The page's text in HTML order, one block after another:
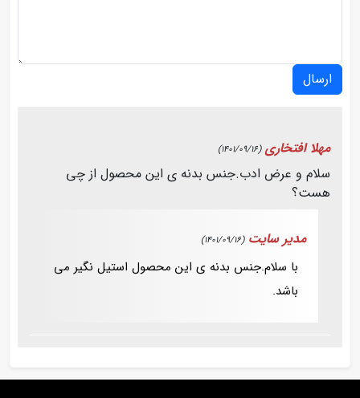
ارسال
مهلا افتخاری (1401/09/16)
سلام و عرض ادب.جنس بدنه ی این محصول از چی
هست؟
مدیر سایت (1401/09/16)
با سلام.جنس بدنه ی این محصول استیل نگیر می
باشد.